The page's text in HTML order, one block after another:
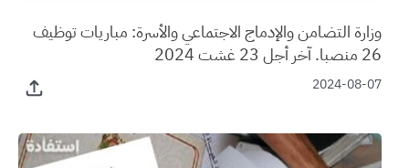
وزارة التضامن والإدماج الاجتماعي والأسرة: مباريات توظيف
26 منصبا. آخر أجل 23 غشت 2024
2024-08-07